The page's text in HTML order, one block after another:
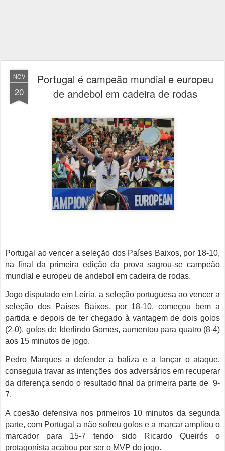
NOV
20
Portugal é campeão mundial e europeu
de andebol em cadeira de rodas
Portugal ao vencer a seleção dos Países Baixos, por 18-10,
na final da primeira edição da provasagrou-se campeão
mundial e europeu de andebol em cadeira de rodas.
Jogo disputado em Leiria, a seleção portuguesa ao vencer a
seleção dos Países Baixos, por 18-10,começou bem a
partida e depois de ter chegado à vantagem de dois golos
(2-0), golos de Iderlindo Gomes, aumentou para quatro (8-4)
aos 15 minutos de jogo.
Pedro Marques a defender a baliza e a lançar o ataque,
conseguia travar as intenções dos adversários em recuperar
da diferença sendo o resultado final da primeira parte de 9-
7.
A coesão defensiva nos primeiros 10 minutos da segunda
parte, com Portugal a não sofreu golos e a marcar ampliou o
marcador para 15-7 tendo sido Ricardo Queirós o
protagonista acabou por ser o MVP do jogo.